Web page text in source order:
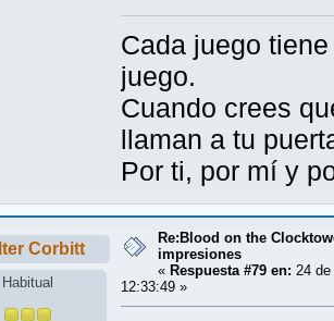
Cada juego
juego.
Cuando crees
llaman a tu
Por ti, por mí y
Corbitt
Habitual
Re:Blood on the
impresiones
« Respuesta #79 en: 24
12:33:49 »